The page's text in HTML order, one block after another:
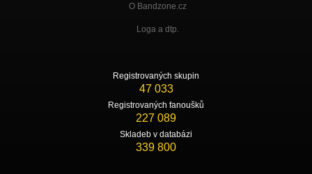
O Bandzone.cz
Loga a dtp.
Registrovaných skupin
47 033
Registrovaných fanoušků
227 089
Skladeb v databázi
339 800